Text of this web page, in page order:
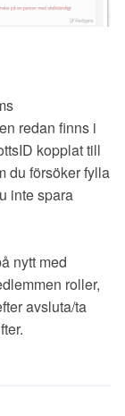
redan finns i
kopplat till
du försöker fylla
inte spara
nytt med
roller,
avsluta/ta